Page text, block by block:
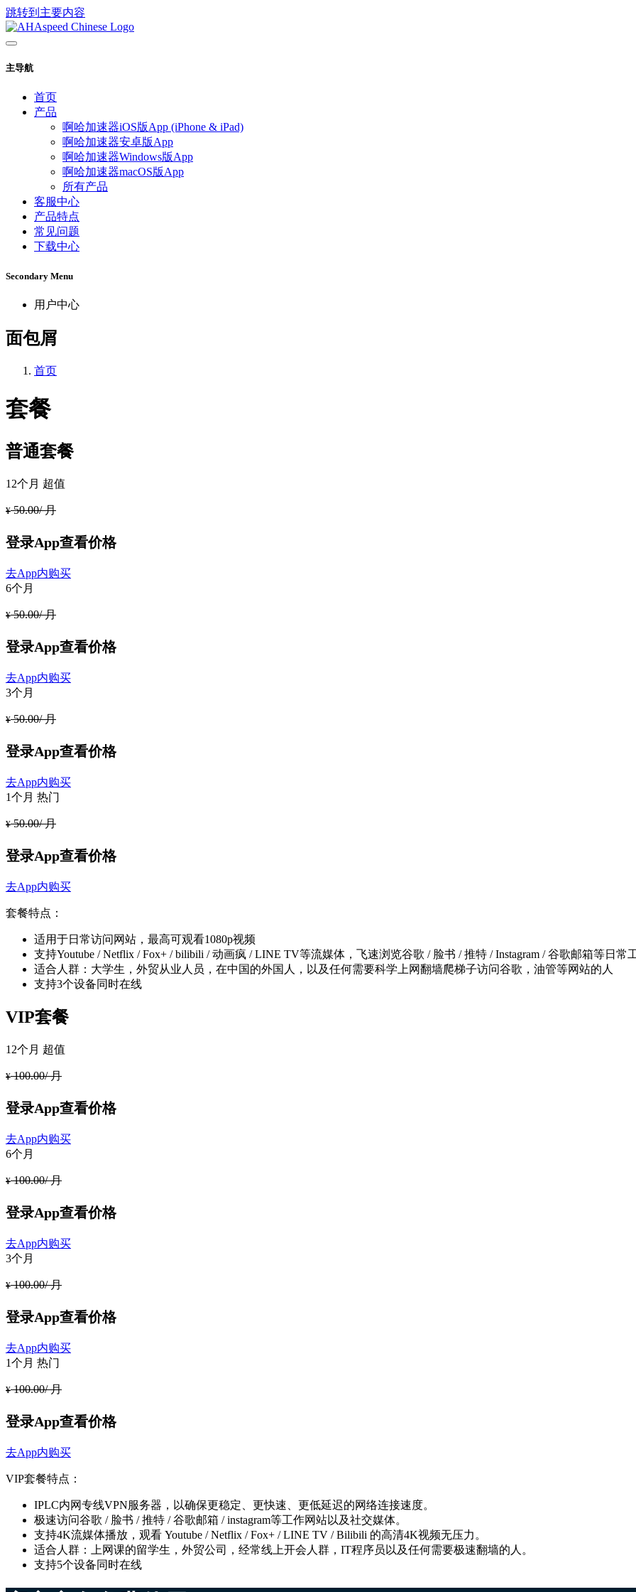
跳转到主要内容
主导航
首页
产品
啊哈加速器iOS版App (iPhone & iPad)
啊哈加速器安卓版App
啊哈加速器Windows版App
啊哈加速器macOS版App
所有产品
客服中心
产品特点
常见问题
下载中心
Secondary Menu
用户中心
面包屑
首页
套餐
普通套餐
12个月 超值
¥50.00/ 月
登录App查看价格
去App内购买
6个月
¥50.00/ 月
登录App查看价格
去App内购买
3个月
¥50.00/ 月
登录App查看价格
去App内购买
1个月 热门
¥50.00/ 月
登录App查看价格
去App内购买
套餐特点：
适用于日常访问网站，最高可观看1080p视频
支持Youtube / Netflix / Fox+ / bilibili / 动画疯 / LINE TV等流媒体，飞速浏览谷歌 / 脸书 / 推特 / Instagram / 谷歌邮箱等日常
适合人群：大学生，外贸从业人员，在中国的外国人，以及任何需要科学上网翻墙爬梯子访问谷歌，油管等网站的人
支持3个设备同时在线
VIP套餐
12个月 超值
¥100.00/ 月
登录App查看价格
去App内购买
6个月
¥100.00/ 月
登录App查看价格
去App内购买
3个月
¥100.00/ 月
登录App查看价格
去App内购买
1个月 热门
¥100.00/ 月
登录App查看价格
去App内购买
VIP套餐特点：
IPLC内网专线VPN服务器，以确保更稳定、更快速、更低延迟的网络连接速度。
极速访问谷歌 / 脸书 / 推特 / 谷歌邮箱 / instagram等工作网站以及社交媒体。
支持4K流媒体播放，观看 Youtube / Netflix / Fox+ / LINE TV / Bilibili 的高清4K视频无压力。
适合人群：上网课的留学生，外贸公司，经常线上开会人群，IT程序员以及任何需要极速翻墙的人。
支持5个设备同时在线